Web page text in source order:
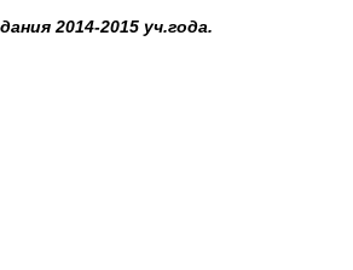
2014-2015 уч.года.